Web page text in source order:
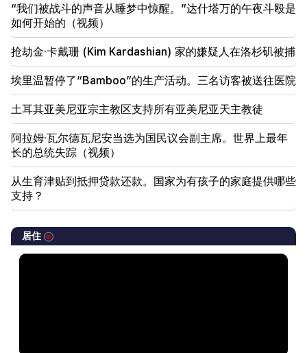
“我们被战斗的声音从睡梦中惊醒。”达什塔万的午夜斗殴是
如何开始的（视频）
抢劫金·卡戴珊 (Kim Kardashian) 家的嫌疑人在洛杉矶被捕
埃里温暂停了“Bamboo”的生产活动。三名访客被送往医院
土耳其亚美尼亚宗主教区支持所有亚美尼亚天主教徒
阿拉姆·瓦尔德瓦尼安当选为国民议会副主席。世界上最年
长的总统失踪（视频）
从生育津贴到抵押贷款还款。国家为有孩子的家庭提供哪些
支持？
居住